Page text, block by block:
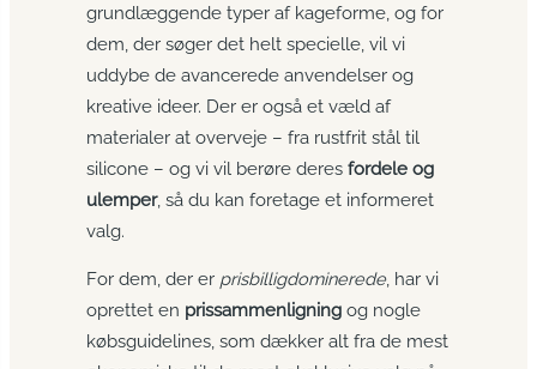
grundlæggende typer af kageforme, og for
dem, der søger det helt specielle, vil vi
uddybe de avancerede anvendelser og
kreative ideer. Der er også et væld af
materialer at overveje – fra rustfrit stål til
silicone – og vi vil berøre deres fordele og
ulemper, så du kan foretage et informeret
valg.
For dem, der er prisbilligdominerede, har vi
oprettet en prissammenligning og nogle
købsguidelines, som dækker alt fra de mest